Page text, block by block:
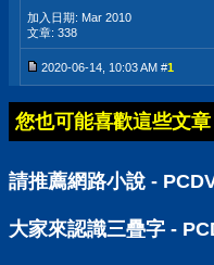
加入日期: Mar 2010
文章: 338
2020-06-14, 10:03 AM #1
您也可能喜歡這些文章
請推薦網路小說 -
大家來認識三疊字 -